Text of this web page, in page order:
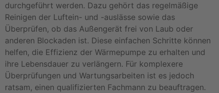
durchgeführt werden. Dazu gehört das regelmäßige
Reinigen der Luftein- und -auslässe sowie das
Überprüfen, ob das Außengerät frei von Laub oder
anderen Blockaden ist. Diese einfachen Schritte können
helfen, die Effizienz der Wärmepumpe zu erhalten und
ihre Lebensdauer zu verlängern. Für komplexere
Überprüfungen und Wartungsarbeiten ist es jedoch
ratsam, einen qualifizierten Fachmann zu beauftragen.